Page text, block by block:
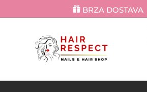
BRZA DOSTAVA